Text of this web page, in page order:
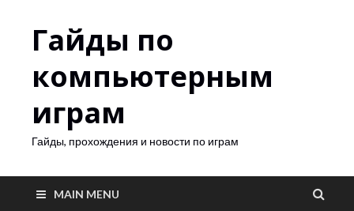
Гайды по
компьютерным
играм
Гайды, прохождения и новости по играм
MAIN MENU